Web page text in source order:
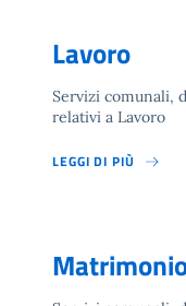
Lavoro
Servizi comunali,
relativi a Lavoro
LEGGI DI PIÙ